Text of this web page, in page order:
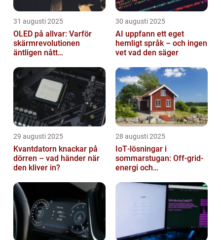
31 augusti 2025
OLED på allvar: Varför
skärmrevolutionen
äntligen nått
30 augusti 2025
AI uppfann ett eget
hemligt språk – och ingen
vet vad den säger
29 augusti 2025
Kvantdatorn knackar på
dörren – vad händer när
den kliver in?
28 augusti 2025
IoT‑lösningar i
sommarstugan: Off‑grid-
energi och